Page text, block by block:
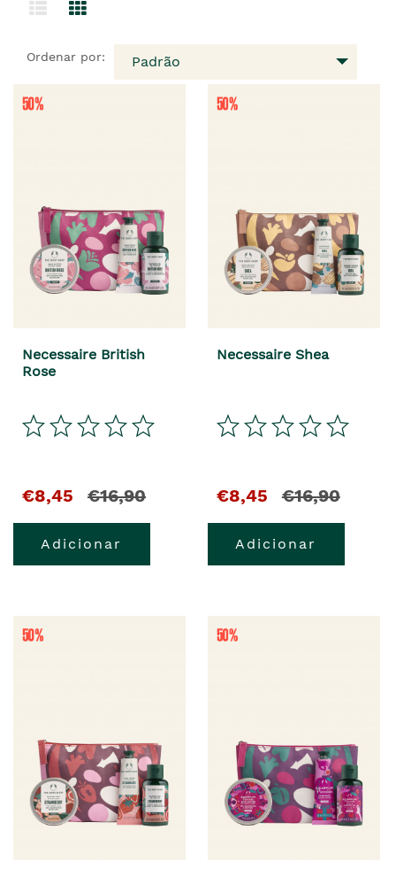
Ordenar por: Padrão
Necessaire British
Rose
€8,45 €16,90
Adicionar
Necessaire Shea
€8,45 €16,90
Adicionar